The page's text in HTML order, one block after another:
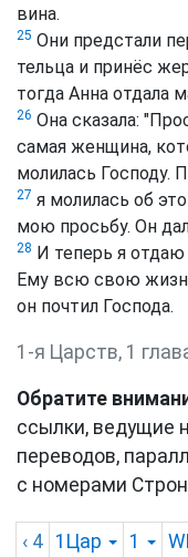
вина.
25 Они предстали
тельца и принёс
тогда Анна отдала
26 Она сказала:
самая женщина,
молилась Господу.
27 я молилась об
мою просьбу. Он
28 И теперь я отдаю
Ему всю свою
он почтил Господа.
1-я Царств, 1
Обратите
ссылки, ведущие
переводов,
с номерами
‹ 4 1Цар 1